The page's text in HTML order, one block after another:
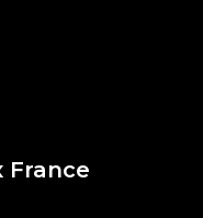
France